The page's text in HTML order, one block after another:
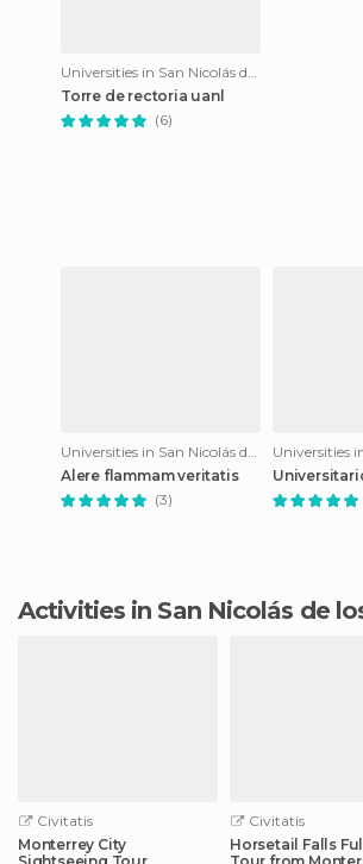
Universities in San Nicolás de los Garza
Torre de rectoria uanl
(6)
Universities in San Nicolás de los Garza
Alere flammam veritatis
(3)
Activities in San Nicolás de
Civitatis
Monterrey City
Civitatis
Horsetail Falls